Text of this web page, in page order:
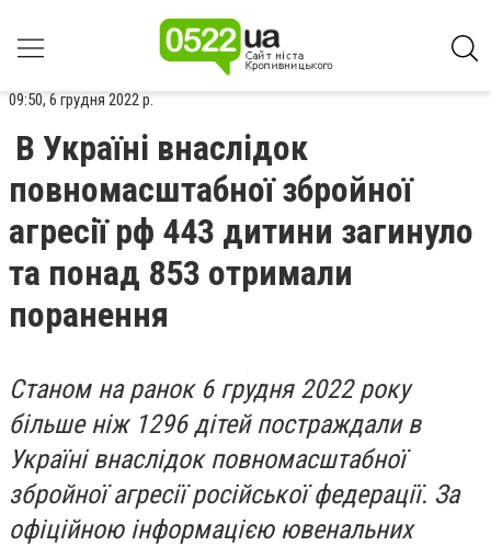
09:50, 6 грудня 2022 р.
В Україні внаслідок
повномасштабної збройної
агресії рф 443 дитини загинуло
та понад 853 отримали
поранення
Станом на ранок 6 грудня 2022 року
більше ніж 1296 дітей постраждали в
Україні внаслідок повномасштабної
збройної агресії російської федерації. За
офіційною інформацією ювенальних